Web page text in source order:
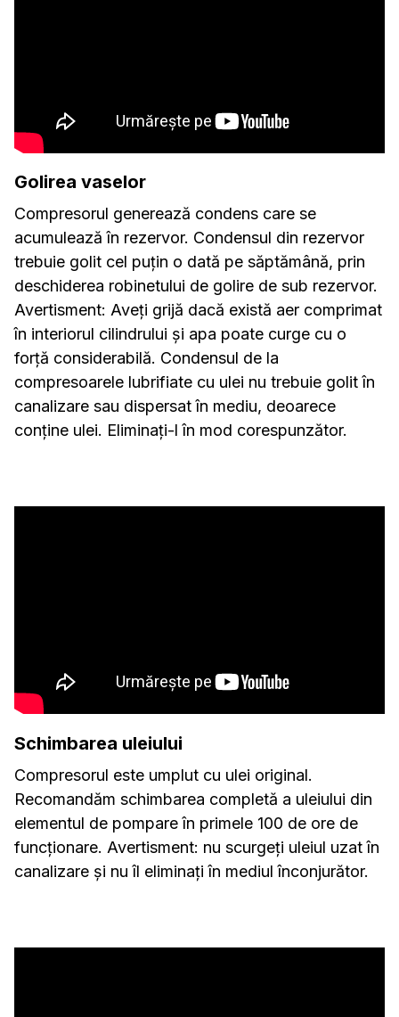
Golirea vaselor
Compresorul generează condens care se
acumulează în rezervor. Condensul din rezervor
trebuie golit cel puțin o dată pe săptămână, prin
deschiderea robinetului de golire de sub rezervor.
Avertisment: Aveți grijă dacă există aer comprimat
în interiorul cilindrului și apa poate curge cu o
forță considerabilă. Condensul de la
compresoarele lubrifiate cu ulei nu trebuie golit în
canalizare sau dispersat în mediu, deoarece
conține ulei. Eliminați-l în mod corespunzător.
Schimbarea uleiului
Compresorul este umplut cu ulei original.
Recomandăm schimbarea completă a uleiului din
elementul de pompare în primele 100 de ore de
funcționare. Avertisment: nu scurgeți uleiul uzat în
canalizare și nu îl eliminați în mediul înconjurător.